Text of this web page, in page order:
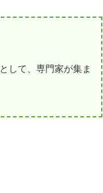
して、専門家が集ま